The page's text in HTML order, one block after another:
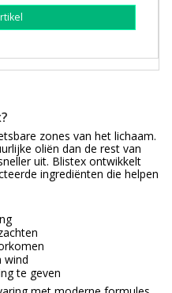
zones van het lichaam.
oliën dan de rest van
uit. Blistex ontwikkelt
ingrediënten die helpen
wind
te geven